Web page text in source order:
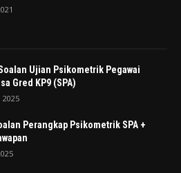
Ujian Psikometrik Pegawai
Gred KP9 (SPA)
Perangkap Psikometrik SPA +